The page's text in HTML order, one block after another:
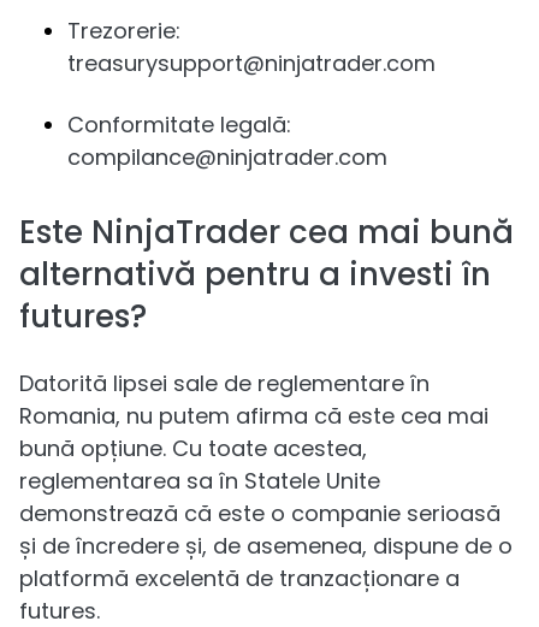
Trezorerie:
treasurysupport@ninjatrader.com
Conformitate legală:
compilance@ninjatrader.com
Este NinjaTrader cea mai bună
alternativă pentru a investi în
futures?
Datorită lipsei sale de reglementare în
Romania, nu putem afirma că este cea mai
bună opțiune. Cu toate acestea,
reglementarea sa în Statele Unite
demonstrează că este o companie serioasă
și de încredere și, de asemenea, dispune de o
platformă excelentă de tranzacționare a
futures.